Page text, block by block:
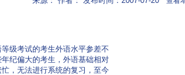
考试的考生外语水平参差不
纪偏大的考生，外语基础相对
，无法进行系统的复习，至今